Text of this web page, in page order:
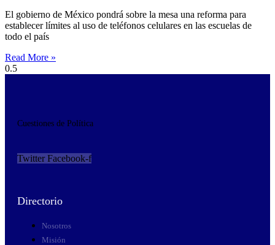
El gobierno de México pondrá sobre la mesa una reforma para
establecer límites al uso de teléfonos celulares en las escuelas de
todo el país
Read More »
Cuestiones de Política
Twitter Facebook-f
Directorio
Nosotros
Misión